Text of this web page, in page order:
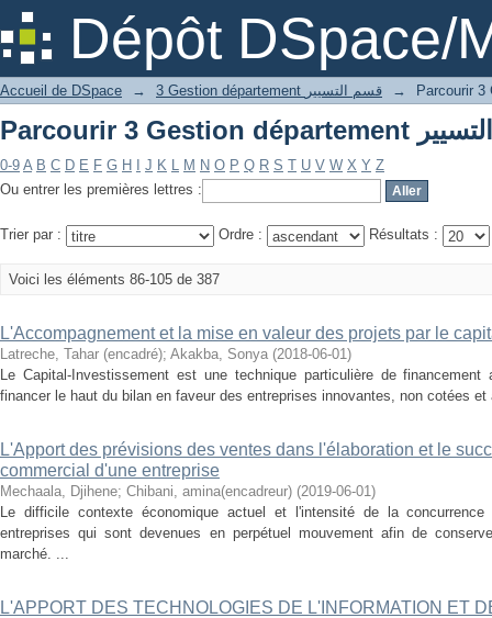
Dépôt DSpace/
Accueil de DSpace → 3 Gestion département قسم التسيير →
0-9 A B C D E F G H J K L M N O P Q R S T U V W X Y Z
Ou entrer les premières lettres :
Trier par : Ordre : Résultats :
Voici les éléments 86-105 de 387
L'Accompagnement et la mise en valeur des projets par le
Latreche, Tahar (encadré); Akakba, Sonya (2018-06-01)
Le Capital-Investissement est une technique particulière de
financer le haut du bilan en faveur des entreprises innovantes, non cotées
L'Apport des prévisions des ventes dans l'élaboration et le
commercial d'une entreprise
Mechaala, Djihene; Chibani, amina(encadreur) (2019-06-01)
Le difficile contexte économique actuel et l'intensité de la
entreprises qui sont devenues en perpétuel mouvement afin de
marché. ...
L'APPORT DES TECHNOLOGIES DE L'INFORMATION ET